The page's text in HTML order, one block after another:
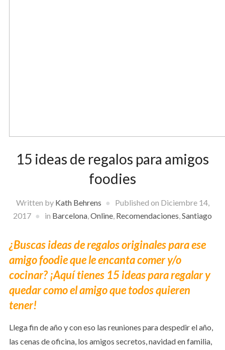
15 ideas de regalos para amigos
foodies
Written by Kath Behrens Published on Diciembre 14,
2017
in Barcelona,Online, Recomendaciones,Santiago
¿Buscas ideas de regalos originales para ese
amigo foodie que le encanta comer y/o
cocinar? ¡Aquí tienes 15 ideas para regalar y
quedar como el amigo que todos quieren
tener!
Llega fin de año y con eso las reuniones para despedir el año,
las cenas de oficina, los amigos secretos, navidad en familia,